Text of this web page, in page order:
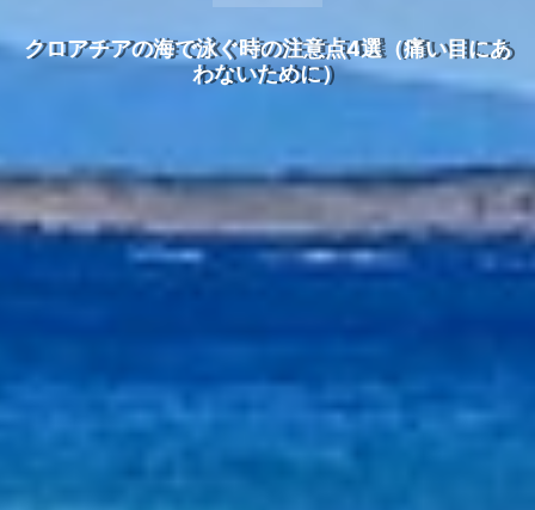
クロアチアの海で泳ぐ時の注意点4選（痛い目にあ
わないために）